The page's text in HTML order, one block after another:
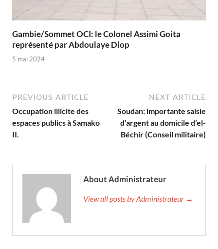
Gambie/Sommet OCI: le Colonel Assimi Goita
représenté par Abdoulaye Diop
5 mai 2024
PREVIOUS ARTICLE
Occupation illicite des
espaces publics à Samako
II.
NEXT ARTICLE
Soudan: importante saisie
d’argent au domicile d’el-
Béchir (Conseil militaire)
About Administrateur
View all posts by Administrateur →